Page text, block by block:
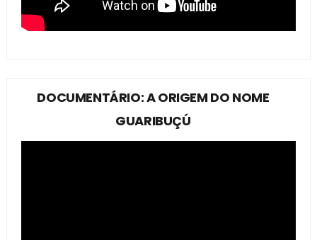
DOCUMENTÁRIO: A ORIGEM DO NOME
GUARIBUÇÚ